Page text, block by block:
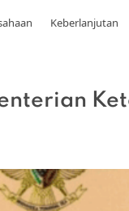
Keberlanjutan